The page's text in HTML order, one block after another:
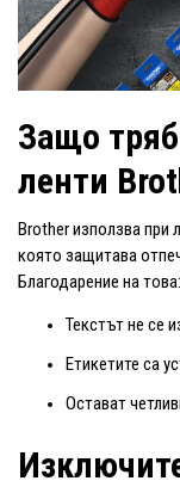
Защо
ленти
Brother използва при
която защитава
Благодарение на това:
Текстът не се
Етикетите са
Остават